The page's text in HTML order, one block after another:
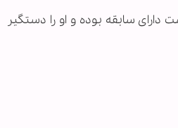
دارای سابقه بوده و او را دستگیر